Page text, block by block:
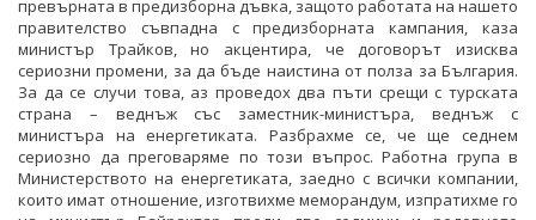
превърната в предизборна дъвка, защото работата на нашето
правителство съвпадна с предизборната кампания, каза
министър Трайков, но акцентира, че договорът изисква
сериозни промени, за да бъде наистина от полза за България.
За да се случи това, аз проведох два пъти срещи с турската
страна – веднъж със заместник-министъра, веднъж с
министъра на енергетиката. Разбрахме се, че ще седнем
сериозно да преговаряме по този въпрос. Работна група в
Министерството на енергетиката, заедно с всички компании,
които имат отношение, изготвихме меморандум, изпратихме го